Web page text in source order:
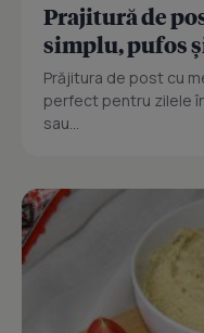
Prajitură de
simplu, pufos
Prăjitura de post cu
perfect pentru zilele
sau...